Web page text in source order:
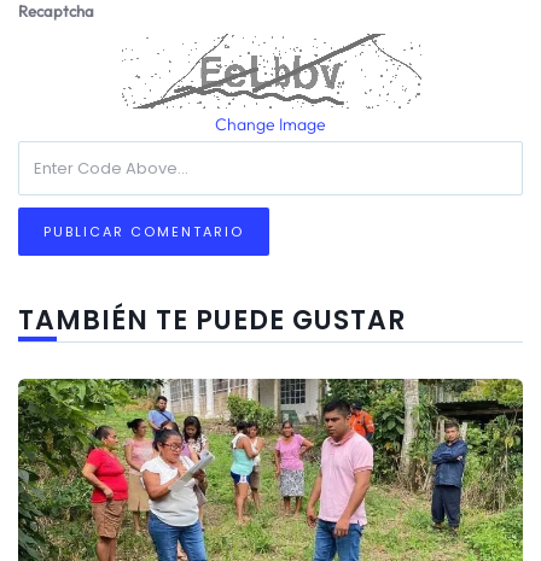
Recaptcha
Change Image
TAMBIÉN TE PUEDE GUSTAR